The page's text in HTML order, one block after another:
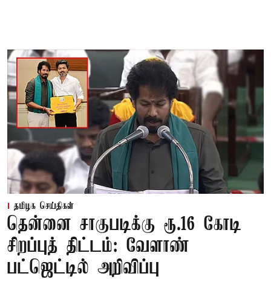
தமிழக செய்திகள்
தென்னை சாகுபடிக்கு ரூ.16 கோடி
சிறப்புத் திட்டம்: வேளாண்
பட்ஜெட்டில் அறிவிப்பு